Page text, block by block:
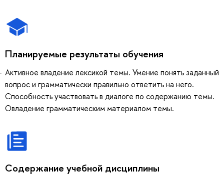
Планируемые результаты обучения
Активное владение лексикой темы. Умение понять заданный
вопрос и грамматически правильно ответить на него.
Способность участвовать в диалоге по содержанию темы.
Овладение грамматическим материалом темы.
Содержание учебной дисциплины